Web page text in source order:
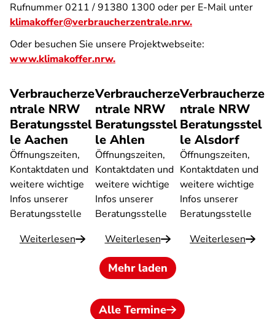
Rufnummer 0211 / 91380 1300 oder per E-Mail unter
klimakoffer@verbraucherzentrale.nrw.
Oder besuchen Sie unsere Projektwebseite:
www.klimakoffer.nrw.
Verbraucherze
ntrale NRW
Beratungsstel
le Aachen
Öffnungszeiten,
Kontaktdaten und
weitere wichtige
Infos unserer
Beratungsstelle
Weiterlesen
Verbraucherze
ntrale NRW
Beratungsstel
le Ahlen
Öffnungszeiten,
Kontaktdaten und
weitere wichtige
Infos unserer
Beratungsstelle
Weiterlesen
Verbraucherze
ntrale NRW
Beratungsstel
le Alsdorf
Öffnungszeiten,
Kontaktdaten und
weitere wichtige
Infos unserer
Beratungsstelle
Weiterlesen
Mehr laden
Alle Termine